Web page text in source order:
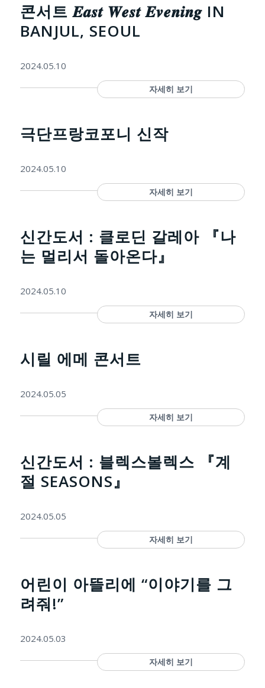
콘서트 𝑬𝒂𝒔𝒕 𝑾𝒆𝒔𝒕 𝑬𝒗𝒆𝒏𝒊𝒏𝒈 IN
BANJUL, SEOUL
2024.05.10
자세히 보기
극단프랑코포니 신작
2024.05.10
자세히 보기
신간도서 : 클로딘 갈레아 『나
는 멀리서 돌아온다』
2024.05.10
자세히 보기
시릴 에메 콘서트
2024.05.05
자세히 보기
신간도서 : 블렉스볼렉스 『계
절 SEASONS』
2024.05.05
자세히 보기
어린이 아뜰리에 “이야기를 그
려줘!”
2024.05.03
자세히 보기